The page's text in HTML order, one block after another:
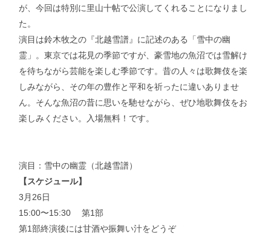
が、今回は特別に里山十帖で公演してくれることになりまし
た。
演目は鈴木牧之の『北越雪譜』に記述のある「雪中の幽
霊」。東京では花見の季節ですが、豪雪地の魚沼では雪解け
を待ちながら芸能を楽しむ季節です。昔の人々は歌舞伎を楽
しみながら、その年の豊作と平和を祈ったに違いありませ
ん。そんな魚沼の昔に思いを馳せながら、ぜひ地歌舞伎をお
楽しみください。入場無料！です。
演目：雪中の幽霊（北越雪譜）
【スケジュール】
3月26日
15:00〜15:30 第1部
第1部終演後には甘酒や振舞い汁をどうぞ